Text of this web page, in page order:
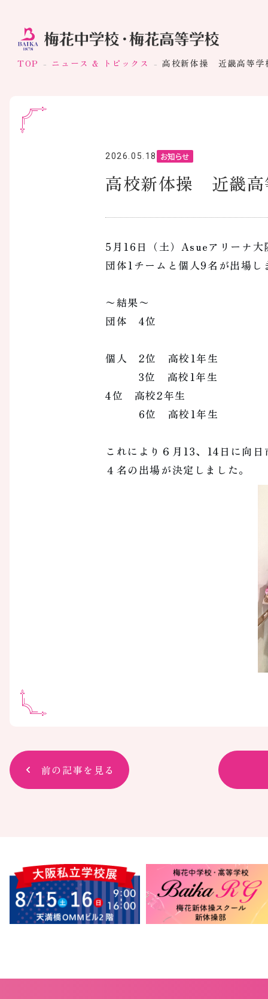
TOP ニュース & トピックス 高校新体操 近畿高等学
2026.05.18 お知らせ
高校新体操 近畿高
5月16日（土）Asueアリーナ大
団体1チームと個人9名が出場し
〜結果〜
団体 4位
個人 2位 高校1年生
3位 高校1年生
4位 高校2年生
6位 高校1年生
これにより６月13、14日に向
４名の出場が決定しました。
前の記事を見る